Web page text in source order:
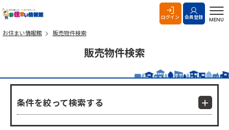
ログイン 会員登録 MENU
お住まい情報館 販売物件検索
販売物件検索
条件を絞って検索する